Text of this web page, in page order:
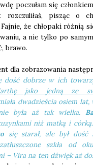
poczułam się
pisząc o
że chłopaki różnią
a nie tylko po
brawo.
dla zobrazowania
dość dobrze w ich
jako jedną ze
dwadzieścia osiem
była aż tak wielka.
niż matką i
się starał, ale był dość
szkła od
– Vira na ten dźwięk aż